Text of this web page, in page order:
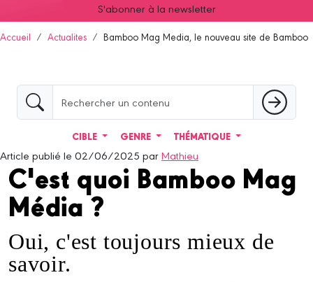
S'abonner à la newsletter
Accueil Actualites Bamboo Mag Media, le nouveau site de Bamboo
CIBLE GENRE THÉMATIQUE
Article publié le 02/06/2025 parMathieu
C'est quoi Bamboo Mag
Média ?
Oui, c'est toujours mieux de
savoir.